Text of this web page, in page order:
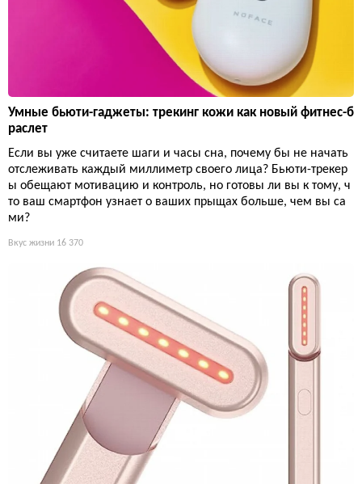
Умные бьюти-гаджеты: трекинг кожи как новый фитнес-б
раслет
Если вы уже считаете шаги и часы сна, почему бы не начать
отслеживать каждый миллиметр своего лица? Бьюти-трекер
ы обещают мотивацию и контроль, но готовы ли вы к тому, ч
то ваш смартфон узнает о ваших прыщах больше, чем вы са
ми?
Вкус жизни 16 370